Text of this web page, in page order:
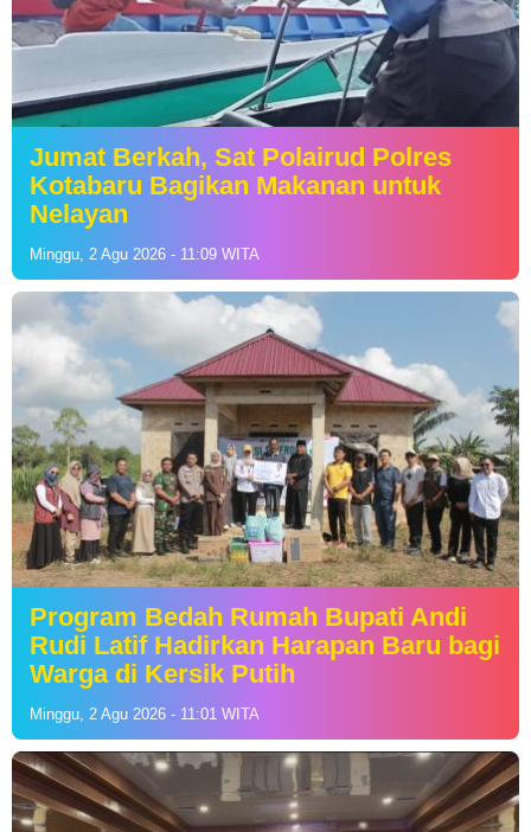
Jumat Berkah, Sat Polairud Polres
Kotabaru Bagikan Makanan untuk
Nelayan
Minggu, 2 Agu 2026 - 11:09 WITA
Program Bedah Rumah Bupati Andi
Rudi Latif Hadirkan Harapan Baru bagi
Warga di Kersik Putih
Minggu, 2 Agu 2026 - 11:01 WITA